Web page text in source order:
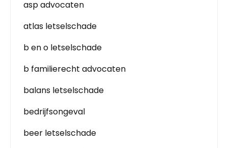
asp advocaten
atlas letselschade
b en o letselschade
b familierecht advocaten
balans letselschade
bedrijfsongeval
beer letselschade